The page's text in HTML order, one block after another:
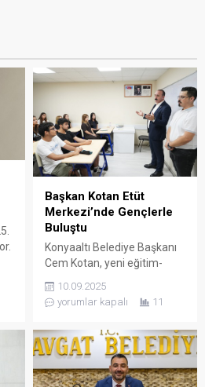
Başkan Kotan Etüt
Merkezi’nde Gençlerle
Buluştu
Konyaaltı Belediye Başkanı
Cem Kotan, yeni eğitim-
dersbaşı yapan Konyaaltı
Belediyesi Gürsu Etüt
Ziyaret esnasında
öğrencilerle sohbet eden
Başkan Kotan,
10.09.2025
yorumlar kapalı
11